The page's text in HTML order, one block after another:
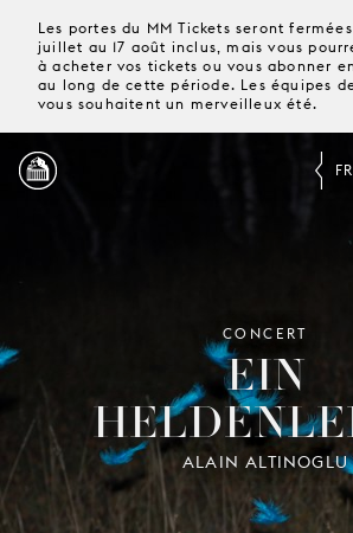
Les portes du MM Tickets seront
juillet au 17 août inclus, mais vous
à acheter vos tickets ou vous abonner
au long de cette période. Les équipes
vous souhaitent un merveilleux été.
VOTRE
VISITE
FR
CONCERT
EIN
ALAIN ALTINOGLU